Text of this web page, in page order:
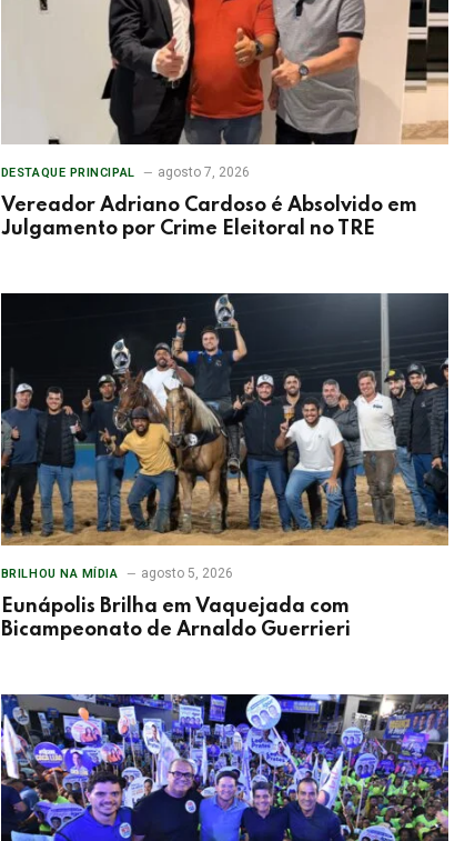
DESTAQUE PRINCIPAL agosto 7, 2026
Vereador Adriano Cardoso é Absolvido em
Julgamento por Crime Eleitoral no TRE
BRILHOU NA MÍDIA agosto 5, 2026
Eunápolis Brilha em Vaquejada com
Bicampeonato de Arnaldo Guerrieri